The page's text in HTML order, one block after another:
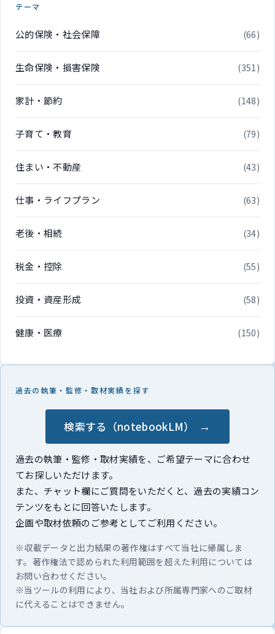
テーマ
公的保険・社会保障 (66)
生命保険・損害保険 (351)
家計・節約 (148)
子育て・教育 (79)
住まい・不動産 (43)
仕事・ライフプラン (63)
老後・相続 (34)
税金・控除 (55)
投資・資産形成 (58)
健康・医療 (150)
過去の執筆・監修・取材実績を探す
検索する（notebookLM）
過去の執筆・監修・取材実績を、ご希望テーマに合わせ
てお探しいただけます。
また、チャット欄にご質問をいただくと、過去の実績コン
テンツをもとに回答いたします。
企画や取材依頼のご参考としてご利用ください。
※収載データと出力結果の著作権はすべて当社に帰属しま
す。著作権法で認められた利用範囲を超えた利用については
お問い合わせください。
※当ツールの利用により、当社および所属専門家へのご取材
に代えることはできません。